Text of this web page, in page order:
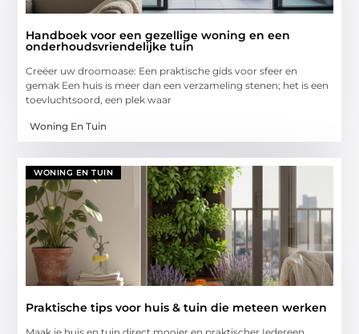
Handboek voor een gezellige woning en een
onderhoudsvriendelijke tuin
Creëer uw droomoase: Een praktische gids voor sfeer en
gemak Een huis is meer dan een verzameling stenen; het is een
toevluchtsoord, een plek waar
Woning En Tuin
WONING EN TUIN
Praktische tips voor huis & tuin die meteen werken